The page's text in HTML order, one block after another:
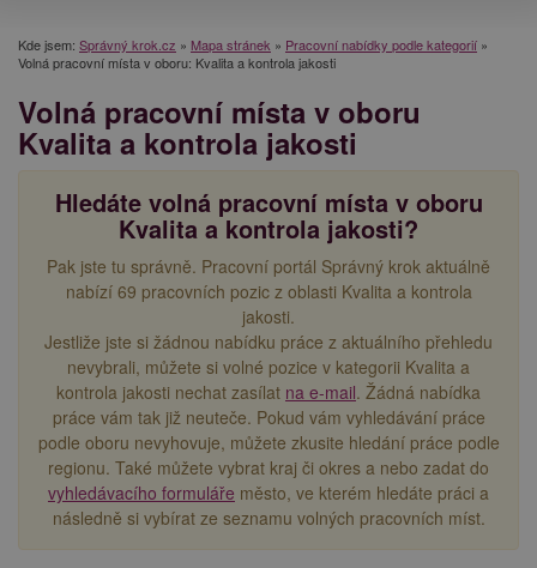
Kde jsem: Správný krok.cz » Mapa stránek » Pracovní nabídky podle kategorií »
Volná pracovní místa v oboru: Kvalita a kontrola jakosti
Volná pracovní místa v oboru
Kvalita a kontrola jakosti
Hledáte volná pracovní místa v oboru
Kvalita a kontrola jakosti?
Pak jste tu správně. Pracovní portál Správný krok aktuálně
nabízí 69 pracovních pozic z oblasti Kvalita a kontrola
jakosti.
Jestliže jste si žádnou nabídku práce z aktuálního přehledu
nevybrali, můžete si volné pozice v kategorii Kvalita a
kontrola jakosti nechat zasílat na e-mail. Žádná nabídka
práce vám tak již neuteče. Pokud vám vyhledávání práce
podle oboru nevyhovuje, můžete zkusite hledání práce podle
regionu. Také můžete vybrat kraj či okres a nebo zadat do
vyhledávacího formuláře město, ve kterém hledáte práci a
následně si vybírat ze seznamu volných pracovních míst.